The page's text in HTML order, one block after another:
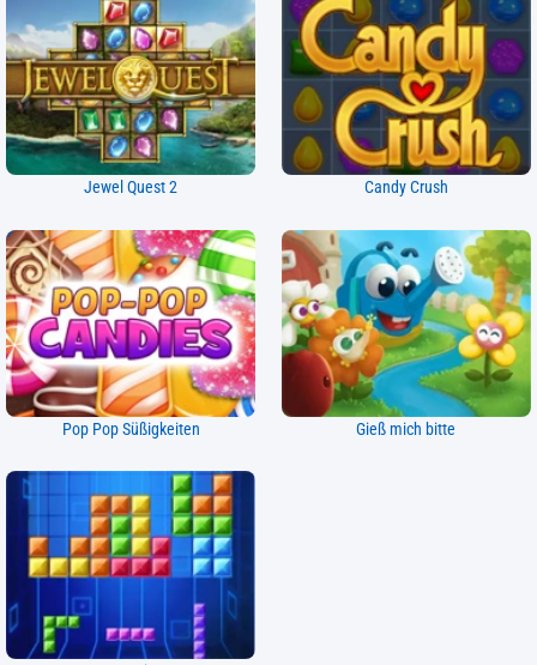
Jewel Quest 2 Candy Crush
Pop Pop Süßigkeiten Gieß mich bitte